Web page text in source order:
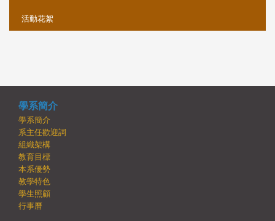
活動花絮
學系簡介
學系簡介
系主任歡迎詞
組織架構
教育目標
本系優勢
教學特色
學生照顧
行事曆